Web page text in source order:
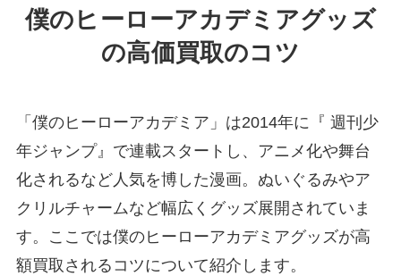
僕のヒーローアカデミアグッズ
の高価買取のコツ
「僕のヒーローアカデミア」は2014年に『 週刊少
年ジャンプ』で連載スタートし、アニメ化や舞台
化されるなど人気を博した漫画。ぬいぐるみやア
クリルチャームなど幅広くグッズ展開されていま
す。ここでは僕のヒーローアカデミアグッズが高
額買取されるコツについて紹介します。